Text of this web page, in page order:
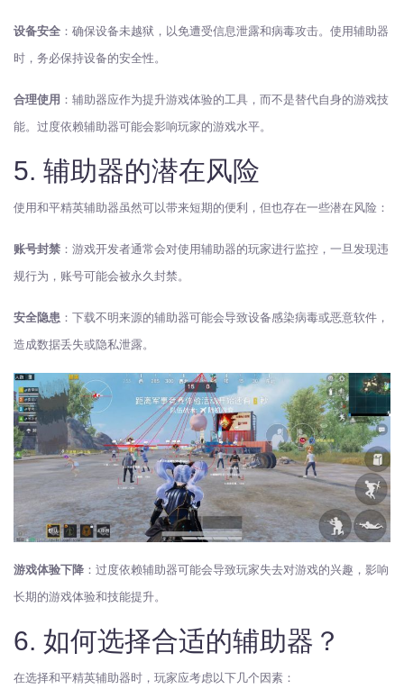
设备安全 ：确保设备未越狱，以免遭受信息泄露和病毒攻击。使用辅助器
时，务必保持设备的安全性。
合理使用 ：辅助器应作为提升游戏体验的工具，而不是替代自身的游戏技
能。过度依赖辅助器可能会影响玩家的游戏水平。
5. 辅助器的潜在风险
使用和平精英辅助器虽然可以带来短期的便利，但也存在一些潜在风险：
账号封禁 ：游戏开发者通常会对使用辅助器的玩家进行监控，一旦发现违
规行为，账号可能会被永久封禁。
安全隐患 ：下载不明来源的辅助器可能会导致设备感染病毒或恶意软件，
造成数据丢失或隐私泄露。
游戏体验下降 ：过度依赖辅助器可能会导致玩家失去对游戏的兴趣，影响
长期的游戏体验和技能提升。
6. 如何选择合适的辅助器？
在选择和平精英辅助器时，玩家应考虑以下几个因素：